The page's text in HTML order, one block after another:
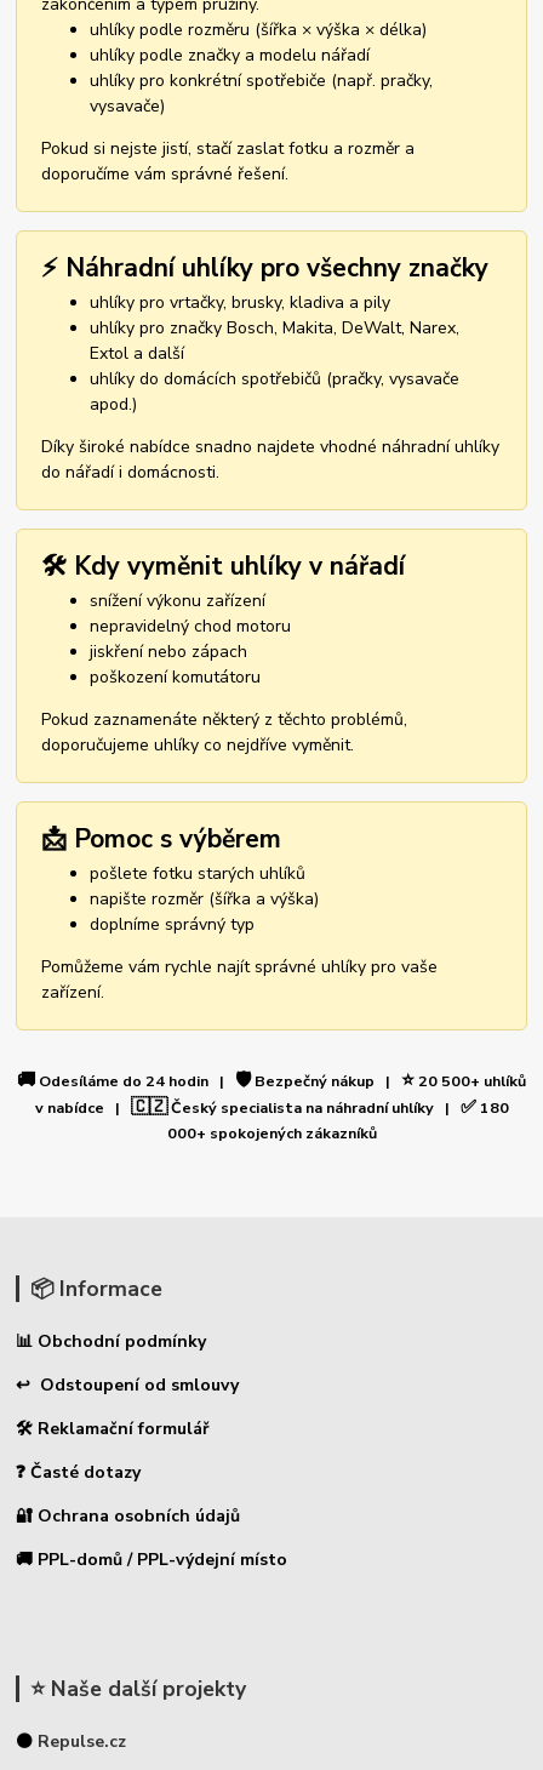
uhlíky podle rozměru (šířka × výška × délka)
uhlíky podle značky a modelu nářadí
uhlíky pro konkrétní spotřebiče (např. pračky,
vysavače)
Pokud si nejste jistí, stačí zaslat fotku a rozměr a
doporučíme vám správné řešení.
⚡ Náhradní uhlíky pro všechny značky
uhlíky pro vrtačky, brusky, kladiva a pily
uhlíky pro značky Bosch, Makita, DeWalt, Narex,
Extol a další
uhlíky do domácích spotřebičů (pračky, vysavače
apod.)
Díky široké nabídce snadno najdete vhodné náhradní uhlíky
do nářadí i domácnosti.
🛠️ Kdy vyměnit uhlíky v nářadí
snížení výkonu zařízení
nepravidelný chod motoru
jiskření nebo zápach
poškození komutátoru
Pokud zaznamenáte některý z těchto problémů,
doporučujeme uhlíky co nejdříve vyměnit.
📩 Pomoc s výběrem
pošlete fotku starých uhlíků
napište rozměr (šířka a výška)
doplníme správný typ
Pomůžeme vám rychle najít správné uhlíky pro vaše
zařízení.
🚚 Odesíláme do 24 hodin | 🛡️Bezpečný nákup | ⭐20 500+ uhlíků
v nabídce | 🇨🇿Český specialista na náhradní uhlíky | ✅180
000+ spokojených zákazníků
📦 Informace
📊 Obchodní podmínky
↩ Odstoupení od smlouvy
🛠 Reklamační formulář
❓ Časté dotazy
🔐 Ochrana osobních údajů
🚚 PPL-domů / PPL-výdejní místo
⭐ Naše další projekty
⚫ Repulse.cz